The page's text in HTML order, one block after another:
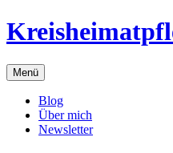
Zum
Inhalt
Menü
Blog
Über mich
Newsletter